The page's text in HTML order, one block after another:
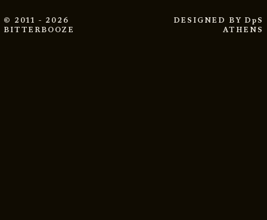
© 2011 - 2026
BITTERBOOZE
DESIGNED BY DpS
ATHENS